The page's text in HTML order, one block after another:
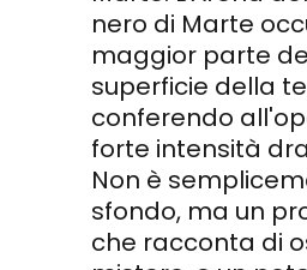
nero di Marte
maggior parte
superficie della
conferendo
forte intensità
Non è
sfondo, ma un
che racconta di